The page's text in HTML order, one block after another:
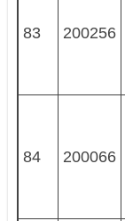
83 200256
84 200066